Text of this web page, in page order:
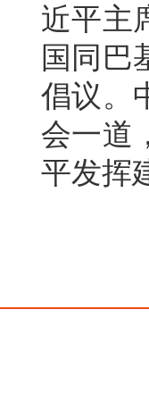
近平主
国同巴
倡议。
会一道
平发挥